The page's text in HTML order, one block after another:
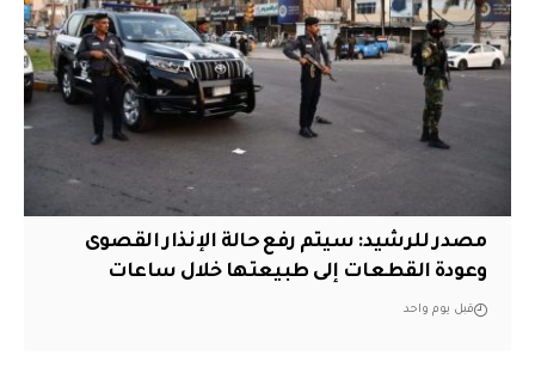
مصدر للرشيد: سيتم رفع حالة الإنذار القصوى
وعودة القطعات إلى طبيعتها خلال ساعات
قبل يوم واحد